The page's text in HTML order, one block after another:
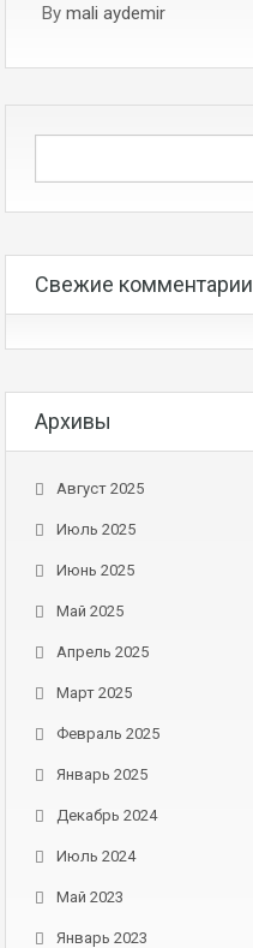
By mali aydemir
Свежие комментарии
Архивы
Август 2025
Июль 2025
Июнь 2025
Май 2025
Апрель 2025
Март 2025
Февраль 2025
Январь 2025
Декабрь 2024
Июль 2024
Май 2023
Январь 2023